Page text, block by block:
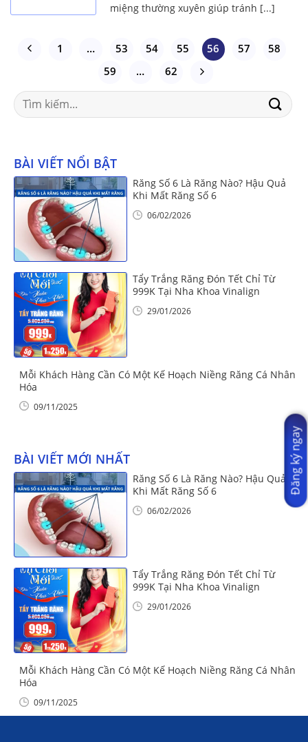
miệng thường xuyên giúp tránh [...]
1 … 53 54 55 56 57
58
59
… 62
Search
for:
BÀI VIẾT NỔI BẬT
Răng Số 6 Là Răng Nào? Hậu Quả
Khi Mất Răng Số 6
06/02/2026
Tẩy Trắng Răng Đón Tết Chỉ Từ
999K Tại Nha Khoa Vinalign
29/01/2026
Mỗi Khách Hàng Cần Có Một Kế Hoạch Niềng Răng Cá Nhân
Hóa
09/11/2025
BÀI VIẾT MỚI NHẤT
Răng Số 6 Là Răng Nào? Hậu Quả
Khi Mất Răng Số 6
06/02/2026
Tẩy Trắng Răng Đón Tết Chỉ Từ
999K Tại Nha Khoa Vinalign
29/01/2026
Mỗi Khách Hàng Cần Có Một Kế Hoạch Niềng Răng Cá Nhân
Hóa
09/11/2025
Đăng ký ngay